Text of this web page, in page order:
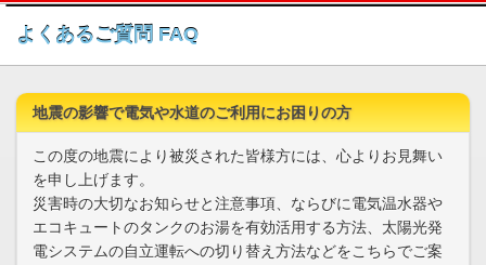
このページの本文へ
よくあるご質問 FAQ
地震の影響で電気や水道のご利用にお困りの方
この度の地震により被災された皆様方には、心よりお見舞い
を申し上げます。
災害時の大切なお知らせと注意事項、ならびに電気温水器や
エコキュートのタンクのお湯を有効活用する方法、太陽光発
電システムの自立運転への切り替え方法などをこちらでご案